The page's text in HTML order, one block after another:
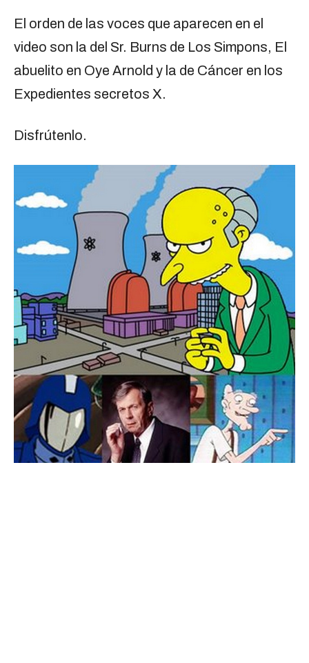
El orden de las voces que aparecen en el
video son la del Sr. Burns de Los Simpons, El
abuelito en Oye Arnold y la de Cáncer en los
Expedientes secretos X.
Disfrútenlo.